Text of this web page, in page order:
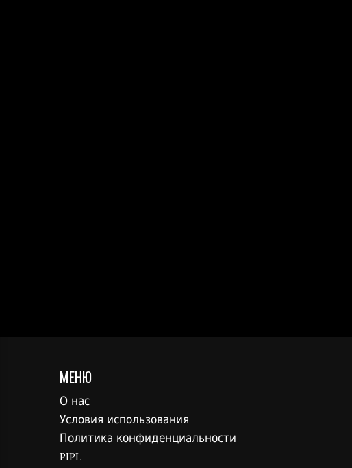
МЕНЮ
О нас
Условия использования
Политика конфиденциальности
PIPL